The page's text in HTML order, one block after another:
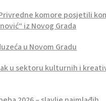
komore posjetili
iz Novog Grada
u Novom Gradu
u sektoru kulturnih i